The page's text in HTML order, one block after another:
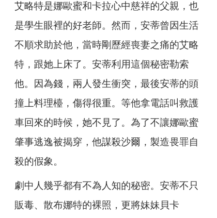
艾略特是娜歐蜜和卡拉心中慈祥的父親，也
是學生眼裡的好老師。然而，安蒂曾因生活
不順求助於他，當時剛歷經喪妻之痛的艾略
特，跟她上床了。安蒂利用這個秘密勒索
他。因為錢，兩人發生衝突，最後安蒂的頭
撞上料理檯，傷得很重。等他拿電話叫救護
車回來的時候，她不見了。為了不讓娜歐蜜
肇事逃逸被揭穿，他謀殺沙爾，製造畏罪自
殺的假象。
劇中人幾乎都有不為人知的秘密。安蒂不只
販毒、散布娜特的裸照，更將妹妹貝卡